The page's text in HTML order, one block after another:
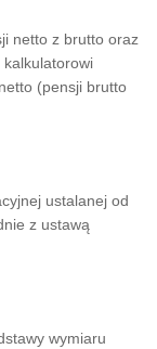
netto z brutto oraz
(pensji brutto
ustalanej od
z ustawą
wymiaru